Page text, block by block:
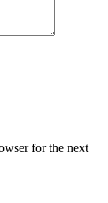
for the next